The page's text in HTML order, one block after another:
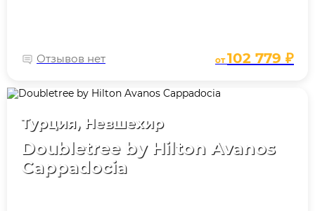
Отзывов нет от102 779 ₽
Турция, Невшехир
Doubletree by Hilton Avanos
Cappadocia